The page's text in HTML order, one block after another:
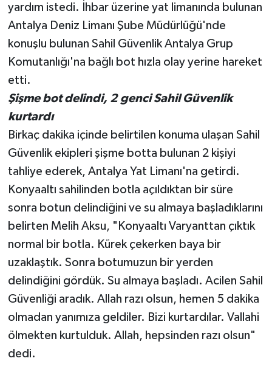
yardım istedi. İhbar üzerine yat limanında bulunan
Antalya Deniz Limanı Şube Müdürlüğü'nde
konuşlu bulunan Sahil Güvenlik Antalya Grup
Komutanlığı'na bağlı bot hızla olay yerine hareket
etti.
Şişme bot delindi, 2 genci Sahil Güvenlik
kurtardı
Birkaç dakika içinde belirtilen konuma ulaşan Sahil
Güvenlik ekipleri şişme botta bulunan 2 kişiyi
tahliye ederek, Antalya Yat Limanı'na getirdi.
Konyaaltı sahilinden botla açıldıktan bir süre
sonra botun delindiğini ve su almaya başladıklarını
belirten Melih Aksu, "Konyaaltı Varyanttan çıktık
normal bir botla. Kürek çekerken baya bir
uzaklaştık. Sonra botumuzun bir yerden
delindiğini gördük. Su almaya başladı. Acilen Sahil
Güvenliği aradık. Allah razı olsun, hemen 5 dakika
olmadan yanımıza geldiler. Bizi kurtardılar. Vallahi
ölmekten kurtulduk. Allah, hepsinden razı olsun"
dedi.